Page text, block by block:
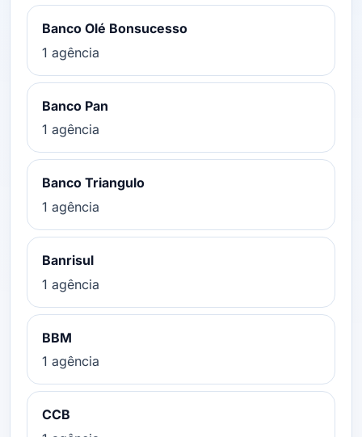
Banco Olé Bonsucesso
1 agência
Banco Pan
1 agência
Banco Triangulo
1 agência
Banrisul
1 agência
BBM
1 agência
CCB